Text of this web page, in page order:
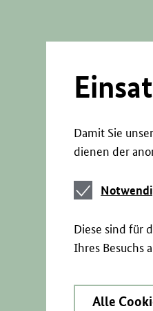
Damit Sie
dienen der
Notwendige
Cookies
Diese sind für
Ihres Besuchs
Alle